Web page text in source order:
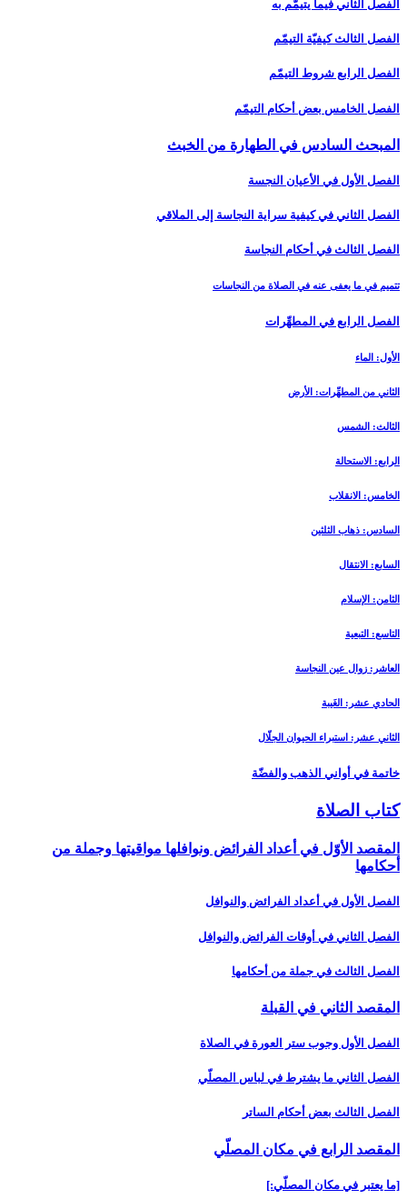
الفصل الثاني فيما يتيمّم به
الفصل الثالث كيفيّة التيمّم
الفصل الرابع شروط التيمّم‏
الفصل الخامس بعض أحكام التيمّم‏
المبحث السادس في الطهارة من الخبث‏
الفصل الأول في الأعيان النجسة
الفصل الثاني في كيفية سراية النجاسة إلى الملاقي
الفصل الثالث في أحكام النجاسة
تتميم في ما يعفى‏ عنه في الصلاة من النجاسات
الفصل الرابع في المطهِّرات
الأول: الماء
الثاني من المطهِّرات: الأرض
الثالث: الشمس‏
الرابع: الاستحالة
الخامس: الانقلاب
السادس: ذهاب الثلثين‏
السابع: الانتقال
الثامن: الإسلام
التاسع: التبعية
العاشر: زوال عين النجاسة
الحادي عشر: الغَيبة
الثاني عشر: استبراء الحيوان الجلّال
خاتمة في أواني الذهب والفضّة
كتاب الصلاة
المقصد الأوّل في أعداد الفرائض ونوافلها مواقيتها وجملة من
أحكامها
الفصل الأول في أعداد الفرائض والنوافل‏
الفصل الثاني في أوقات الفرائض والنوافل‏
الفصل الثالث في جملة من أحكامها
المقصد الثاني في القبلة
الفصل الأول وجوب ستر العورة في الصلاة
الفصل الثاني ما يشترط في لباس المصلّي‏
الفصل الثالث بعض أحكام الساتر
المقصد الرابع في مكان المصلّي‏
[ما يعتبر في مكان المصلّي:]